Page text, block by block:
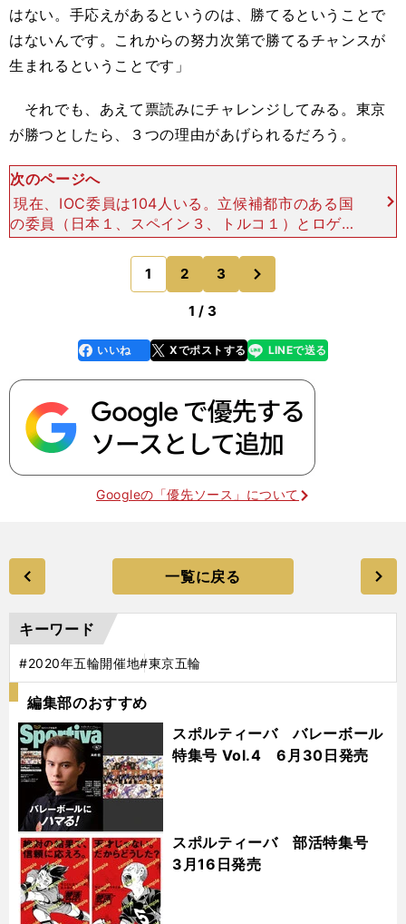
はない。手応えがあるというのは、勝てるということで
はないんです。これからの努力次第で勝てるチャンスが
生まれるということです」
それでも、あえて票読みにチャレンジしてみる。東京
が勝つとしたら、３つの理由があげられるだろう。
次のページへ
現在、IOC委員は104人いる。立候補都市のある国
の委員（日本１、スペイン３、トルコ１）とロゲIO
C会長は投票に参加できないため、１回目の有効投
票は最大98票となる。 最多得票の都市が過半数
を獲得
1 2 3
1 / 3
faceboo
k
いいね Xでポストする
line LINEで送る
Googleの「優先ソース」について
一覧に戻る
キーワード
#2020年五輪開催地#東京五輪
編集部のおすすめ
スポルティーバ バレーボール
特集号 Vol.4 6月30日発売
スポルティーバ 部活特集号
3月16日発売